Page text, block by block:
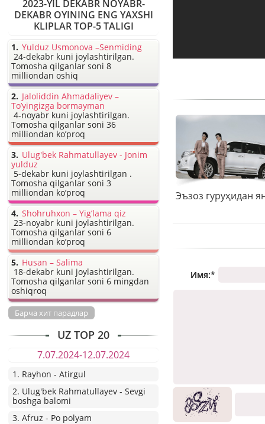
Имя:*
2023-YIL DEKABR NOYABR-
DEKABR OYINING ENG YAXSHI
KLIPLAR TOP-5 TALIGI
Yulduz Usmonova –Senmiding
24-dekabr kuni joylashtirilgan.
Tomosha qilganlar soni 8
milliondan oshiq
Jaloliddin Ahmadaliyev –
To’yingizga bormayman
4-noyabr kuni joylashtirilgan.
Tomosha qilganlar soni 36
milliondan ko’proq
Ulug'bek Rahmatullayev - Jonim
yulduz
5-dekabr kuni joylashtirilgan .
Tomosha qilganlar soni 3
milliondan ko’proq
Shohruhxon – Yig’lama qiz
23-noyabr kuni joylashtirilgan.
Tomosha qilganlar soni 6
milliondan ko’proq
Husan – Salima
18-dekabr kuni joylashtirilgan.
Tomosha qilganlar soni 6 mingdan
oshiqroq
Барча хит парадлар
UZ TOP 20
7.07.2024-12.07.2024
1. Rayhon - Atirgul
2. Ulug'bek Rahmatullayev - Sevgi
boshga balomi
3. Afruz - Po polyam